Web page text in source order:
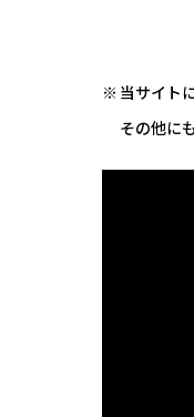
当サイト
その他に